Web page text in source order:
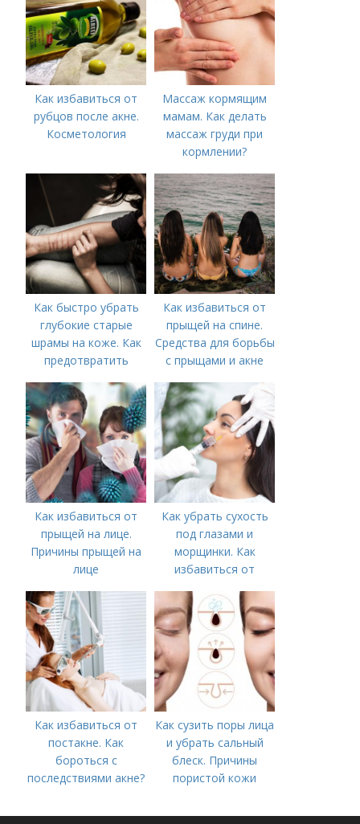
Как избавиться от
рубцов после акне.
Косметология
Массаж кормящим
мамам. Как делать
массаж груди при
кормлении?
Как быстро убрать
глубокие старые
шрамы на коже. Как
предотвратить
Как избавиться от
прыщей на спине.
Средства для борьбы
с прыщами и акне
Как избавиться от
прыщей на лице.
Причины прыщей на
лице
Как убрать сухость
под глазами и
морщинки. Как
избавиться от
косметологические
процедуры
Как избавиться от
постакне. Как
бороться с
последствиями акне?
Как сузить поры лица
и убрать сальный
блеск. Причины
пористой кожи